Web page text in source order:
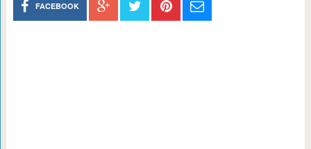
FACEBOOK